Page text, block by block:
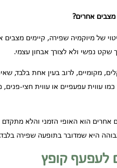
מצבים אחרים?
של מיוקמיה שפירה, קיימים מצבים
שקט נפשי ולא לצורך אבחון עצמי.
מקומיים, לרוב בעין אחת בלבד,
עווית עפעפיים או עווית חצי-פנים,
אחרים הוא האופי הזמני והלא
היא שמדובר בתופעה שפירה בלבד.
לעפעף קופץ